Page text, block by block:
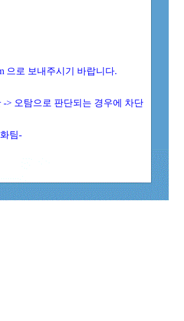
으로 보내주시기 바랍니다.
> 오탐으로 판단되는 경우에 차단
팀-